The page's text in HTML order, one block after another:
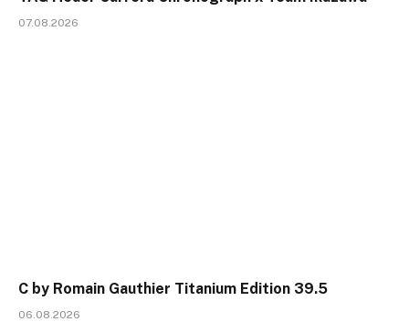
07.08.2026
C by Romain Gauthier Titanium Edition 39.5
06.08.2026